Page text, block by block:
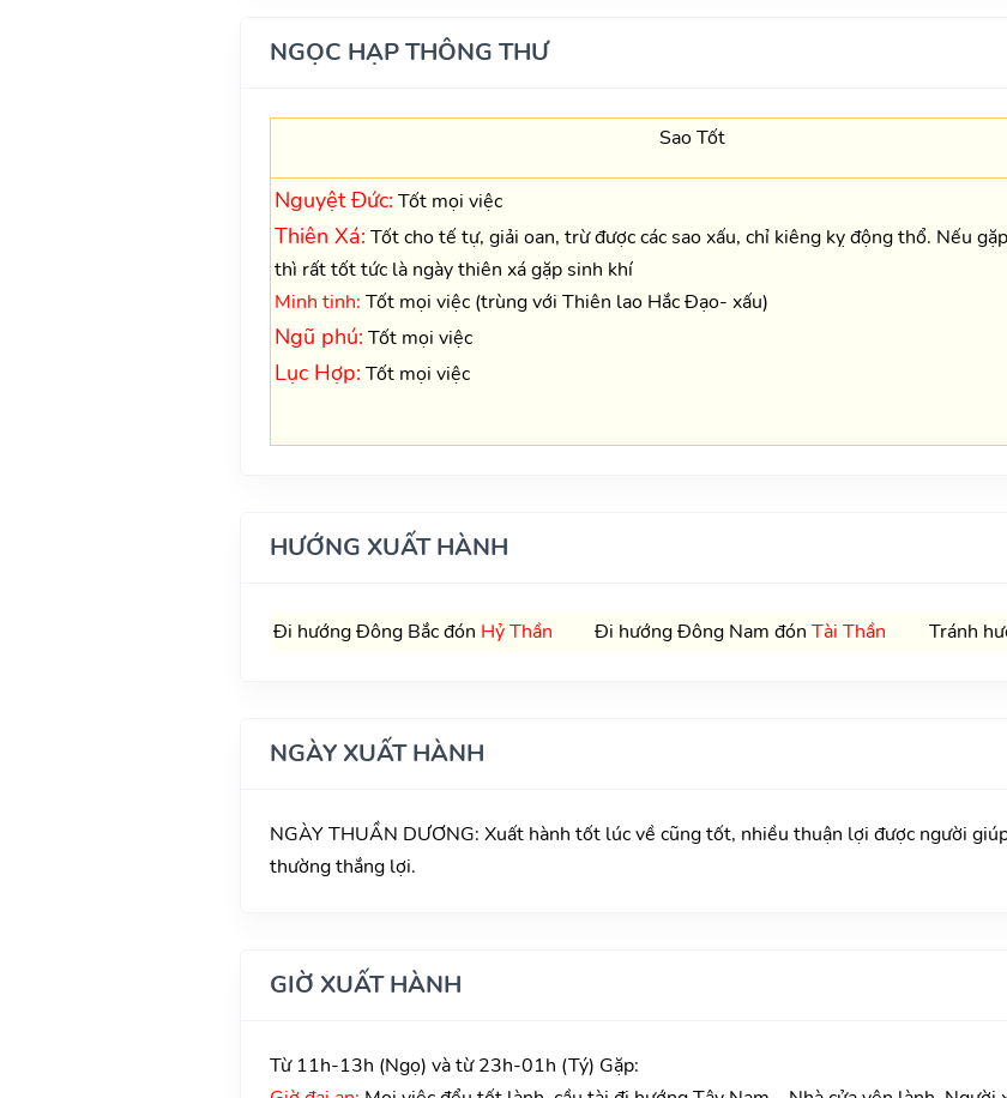
NGỌC HẠP THÔNG THƯ
Sao Tốt
Nguyệt Đức: Tốt mọi việc
Thiên Xá: Tốt cho tế tự, giải oan, trừ được các sao xấu, chỉ kiêng kỵ động thổ. Nếu
thì rất tốt tức là ngày thiên xá gặp sinh khí
Minh tinh: Tốt mọi việc (trùng với Thiên lao Hắc Đạo- xấu)
Ngũ phú: Tốt mọi việc
Lục Hợp: Tốt mọi việc
HƯỚNG XUẤT HÀNH
Đi hướng Đông Bắc đón Hỷ Thần Đi hướng Đông Nam đón Tài Thần Tránh
NGÀY XUẤT HÀNH
NGÀY THUẦN DƯƠNG: Xuất hành tốt lúc về cũng tốt, nhiều thuận lợi được người
thường thắng lợi.
GIỜ XUẤT HÀNH
Từ 11h-13h (Ngọ) và từ 23h-01h (Tý) Gặp: